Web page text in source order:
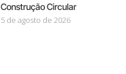
Construção Circular
5 de agosto de 2026